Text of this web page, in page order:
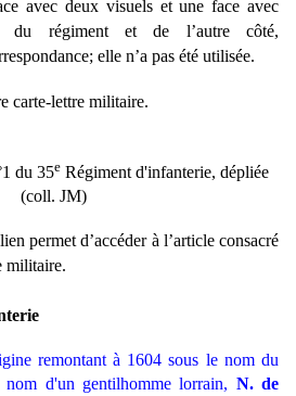
avec deux visuels et une face avec
du régiment et de l’autre côté,
elle n’a pas été utilisée.
carte-lettre militaire.
du 35eRégiment d'infanterie, dépliée
(coll. JM)
permet d’accéder à l’article consacré
militaire.
remontant à 1604 sous le nom du
nom d'un gentilhomme lorrain, N. de